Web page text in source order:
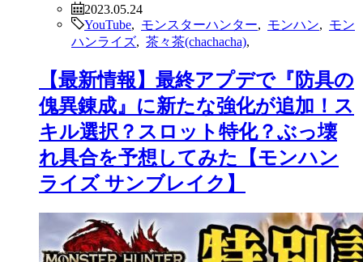
2023.05.24
YouTube
モンスターハンター モンハン
モン
ハンライズ
茶々茶(chachacha)
【最新情報】最終アプデで『防具の
傀異錬成』に新たな強化が追加！ス
キル選択？スロット特化？ぶっ壊
れ具合を予想してみた【モンハン
ライズ サンブレイク】